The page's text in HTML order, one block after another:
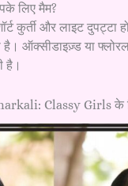
लिए मैम?
कुर्ती और लाइट दुपट्टा
है। ऑक्सीडाइज़्ड या
है।
Classy Girls के